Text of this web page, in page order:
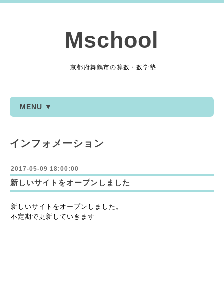
Mschool
京都府舞鶴市の算数・数学塾
MENU ▼
インフォメーション
2017-05-09 18:00:00
新しいサイトをオープンしました
新しいサイトをオープンしました。
不定期で更新していきます